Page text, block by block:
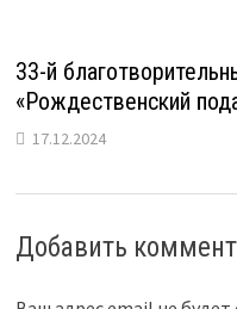
33-й
«Рождественский
17.12.2024
Добавить